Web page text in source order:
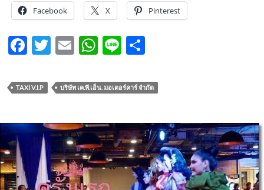
Facebook X Pinterest
F
e
o
o
T
itt
E
ail
W
at
A
p
p
Li
e ar
TAXI V.I.P บริษัท เค.พี.เอ็น. มอเตอร์คาร์ จำกัด